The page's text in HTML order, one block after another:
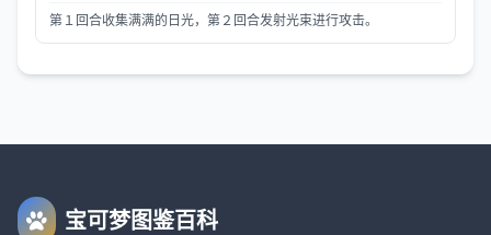
第１回合收集满满的日光，第２回合发射光束进行攻击。
宝可梦图鉴百科